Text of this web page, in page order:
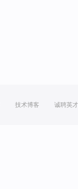
技术博客 诚聘英才